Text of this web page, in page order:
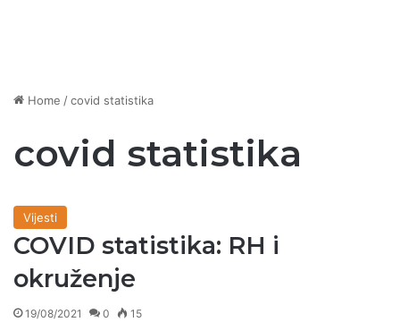
Home /covid statistika
covid statistika
Vijesti
COVID statistika: RH i
okruženje
19/08/2021 0 15